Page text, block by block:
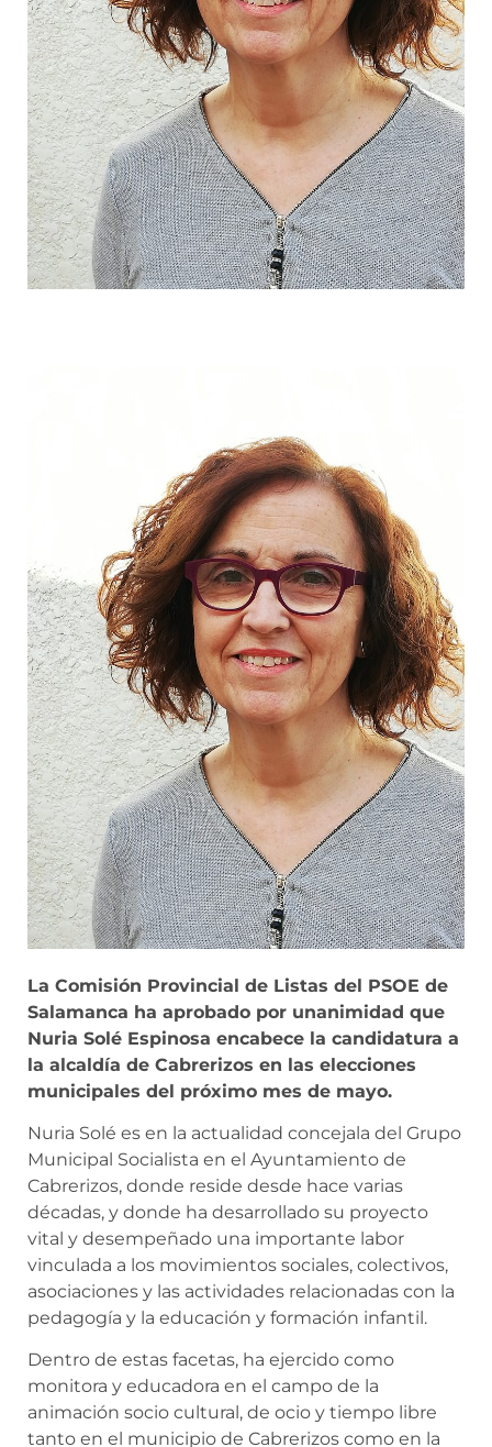
La Comisión Provincial de Listas del PSOE de
Salamanca ha aprobado por unanimidad que
Nuria Solé Espinosa encabece la candidatura a
la alcaldía de Cabrerizos en las elecciones
municipales del próximo mes de mayo.
Nuria Solé es en la actualidad concejala del Grupo
Municipal Socialista en el Ayuntamiento de
Cabrerizos, donde reside desde hace varias
décadas, y donde ha desarrollado su proyecto
vital y desempeñado una importante labor
vinculada a los movimientos sociales, colectivos,
asociaciones y las actividades relacionadas con la
pedagogía y la educación y formación infantil.
Dentro de estas facetas, ha ejercido como
monitora y educadora en el campo de la
animación socio cultural, de ocio y tiempo libre
tanto en el municipio de Cabrerizos como en la